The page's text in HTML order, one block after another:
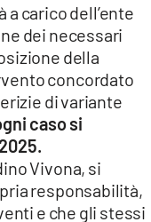
a carico dell’ente
dei necessari
della
concordato
di variante
caso si
Vivona, si
responsabilità,
e che gli stessi